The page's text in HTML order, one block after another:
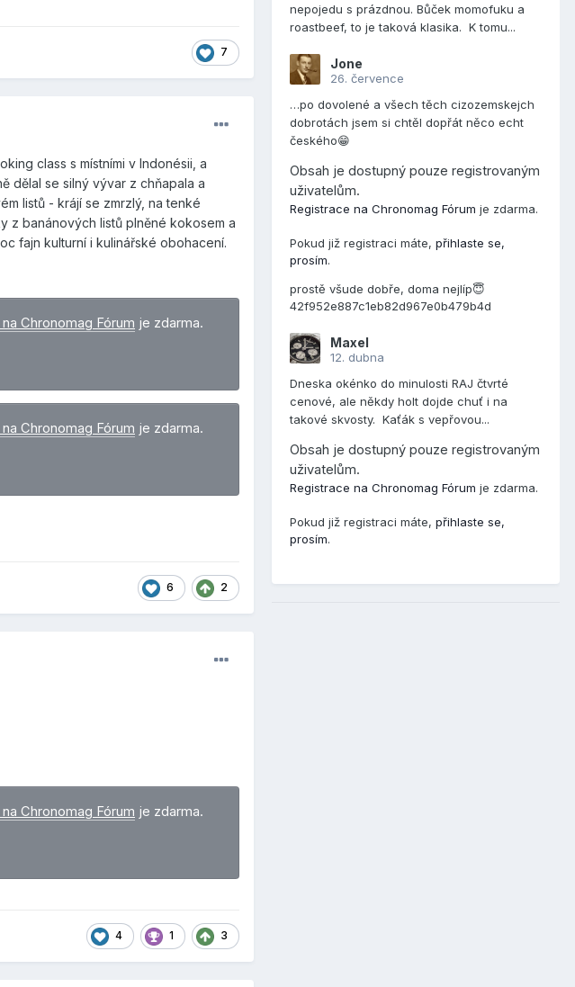
7
class s místními v Indonésii, a
dělal se silný vývar z chňapala a
listů - krájí se zmrzlý, na tenké
z banánových listů plněné kokosem a
fajn kulturní i kulinářské obohacení.
Chronomag Fórum je zdarma.
Chronomag Fórum je zdarma.
6 2
Chronomag Fórum je zdarma.
4 1 3
nepojedu s prázdnou. Bůček momofuku a
roastbeef, to je taková klasika. K tomu...
Jone
26. července
…po dovolené a všech těch cizozemskejch
dobrotách jsem si chtěl dopřát něco echt
českého😁
Obsah je dostupný pouze registrovaným
uživatelům.
Registrace na Chronomag Fórum je zdarma.
Pokud již registraci máte, přihlaste se,
prosím.
prostě všude dobře, doma nejlíp😇
42f952e887c1eb82d967e0b479b4d
Maxel
12. dubna
Dneska okénko do minulosti RAJ čtvrté
cenové, ale někdy holt dojde chuť i na
takové skvosty. Kaťák s vepřovou...
Obsah je dostupný pouze registrovaným
uživatelům.
Registrace na Chronomag Fórum je zdarma.
Pokud již registraci máte, přihlaste se,
prosím.